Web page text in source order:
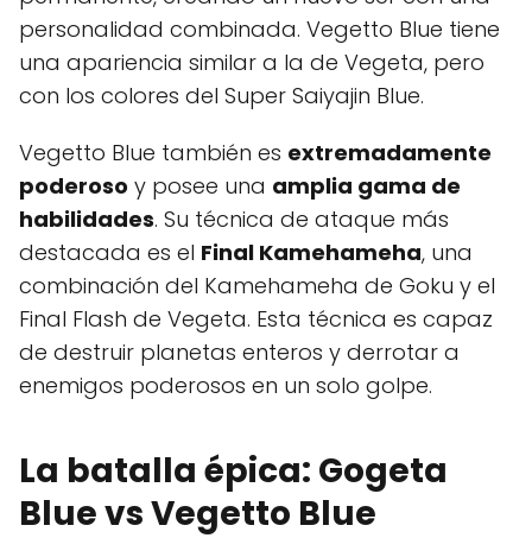
personalidad combinada. Vegetto Blue tiene
una apariencia similar a la de Vegeta, pero
con los colores del Super Saiyajin Blue.
Vegetto Blue también es extremadamente
poderoso y posee una amplia gama de
habilidades. Su técnica de ataque más
destacada es el Final Kamehameha, una
combinación del Kamehameha de Goku y el
Final Flash de Vegeta. Esta técnica es capaz
de destruir planetas enteros y derrotar a
enemigos poderosos en un solo golpe.
La batalla épica: Gogeta
Blue vs Vegetto Blue